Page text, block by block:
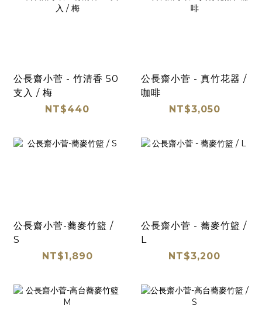
公長齋小菅 - 竹清香 50
支入 / 梅
NT$440
公長齋小菅 - 真竹花器 /
咖啡
NT$3,050
公長齋小菅-蕎麥竹籃 /
S
NT$1,890
公長齋小菅 - 蕎麥竹籃 /
L
NT$3,200